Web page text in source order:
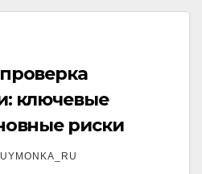
ключевые
риски
UYMONKA_RU